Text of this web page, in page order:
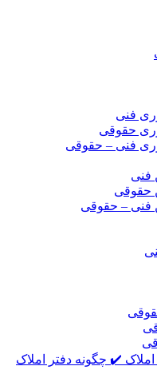
فنی
حقوقی
فنی – حقوقی
فنی
حقوقی
فنی – حقوقی
✔️ چگونه دفتر املاک